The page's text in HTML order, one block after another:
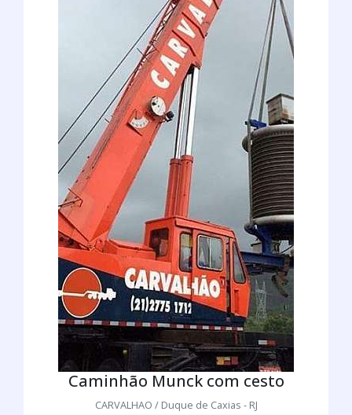
Caminhão Munck com cesto
CARVALHAO / Duque de Caxias - RJ